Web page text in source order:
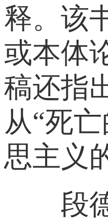
释。该
或本体
稿还指
从“死
思主义
段德